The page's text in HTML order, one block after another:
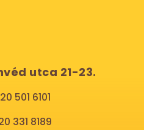
utca 21-23.
501 6101
331 8189